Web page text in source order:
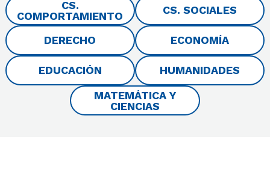
CS.
COMPORTAMIENTO
CS. SOCIALES
DERECHO ECONOMÍA
EDUCACIÓN
HUMANIDADES
MATEMÁTICA Y
CIENCIAS